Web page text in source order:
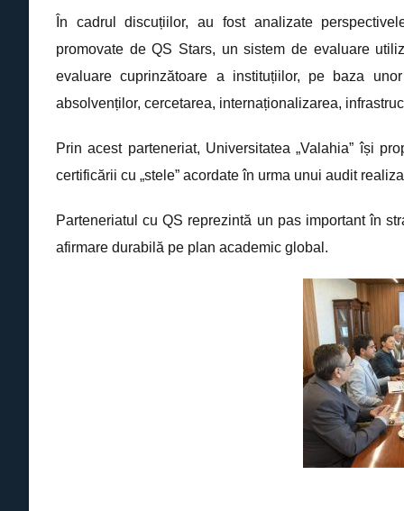
În cadrul discuțiilor, au fost analizate
promovate de QS Stars, un sistem de evaluare
evaluare cuprinzătoare a instituțiilor, pe baza
absolvenților, cercetarea, internaționalizarea,
Prin acest parteneriat, Universitatea „Valahia” își
certificării cu „stele” acordate în urma unui audit
Parteneriatul cu QS reprezintă un pas important în
afirmare durabilă pe plan academic global.